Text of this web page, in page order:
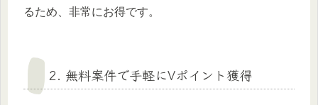
るため、非常にお得です。
2. 無料案件で手軽にVポイント獲得